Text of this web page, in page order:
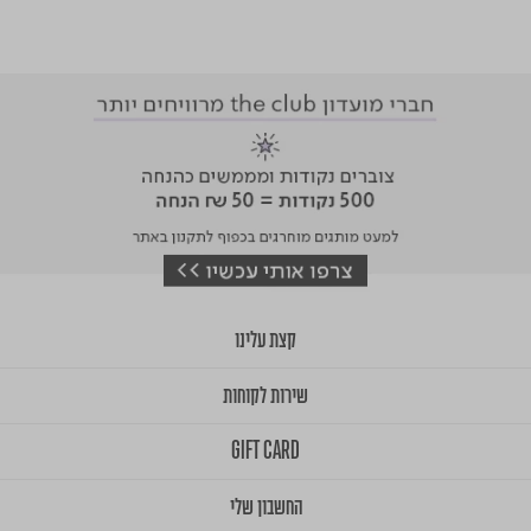
קצת עלינו
שירות לקוחות
GIFT CARD
החשבון שלי